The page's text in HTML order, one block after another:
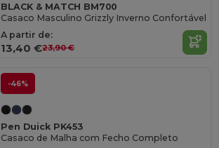
BLACK & MATCH BM700
Casaco Masculino Grizzly Inverno Confortável
A partir de:
13,40 €23,90 €
-46%
Pen Duick PK453
Casaco de Malha com Fecho Completo